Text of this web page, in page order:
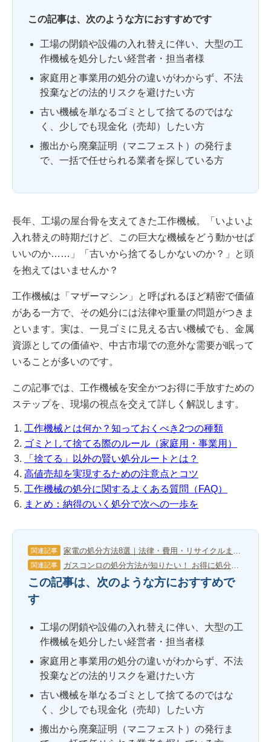
この記事は、次のような方におすすめです
工場の閉鎖や設備の入れ替えに伴い、大型の工
作機械を処分したい経営者・担当者様
家庭用と事業用の処分の違いがわからず、不法
投棄などの法的リスクを避けたい方
古い機械を単なるゴミとして捨てるのではな
く、少しでも現金化（売却）したい方
搬出から廃棄証明（マニフェスト）の発行ま
で、一括で任せられる業者を探している方
長年、工場の屋台骨を支えてきた工作機械。「いよいよ
入れ替えの時期だけど、この巨大な機械をどう動かせば
いいのか……」「古いから捨てるしかないのか？」と頭
を抱えてはいませんか？
工作機械は「マザーマシン」と呼ばれるほど精密で価値
がある一方で、その処分には法律や重量の問題がつきま
といます。実は、一見ゴミに見える古い機械でも、金属
資源としての価値や、中古市場での意外な需要が眠って
いることが多いのです。
この記事では、工作機械を安全かつお得に手放すための
ステップを、現場の視点を交えて詳しく解説します。
工作機械とは何か？知っておくべき2つの種類
ゴミとして捨てる際のルール（家庭用・事業用）
「捨てる」以外の賢い処分ルートとは？
高値売却を実現するための注意点とコツ
工作機械の処分に関するよくある質問（FAQ）
まとめ：納得のいく処分で次への一歩を
関連記事
関連記事
この記事は、次のような方におすすめで
す
工場の閉鎖や設備の入れ替えに伴い、大型の工
作機械を処分したい経営者・担当者様
家庭用と事業用の処分の違いがわからず、不法
投棄などの法的リスクを避けたい方
古い機械を単なるゴミとして捨てるのではな
く、少しでも現金化（売却）したい方
搬出から廃棄証明（マニフェスト）の発行ま